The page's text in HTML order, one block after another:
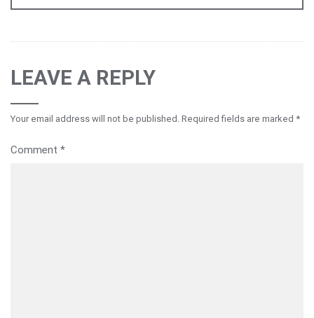
LEAVE A REPLY
Your email address will not be published. Required fields are marked *
Comment *